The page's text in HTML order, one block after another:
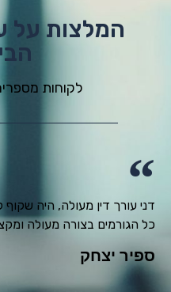
המלצות על
לקוחות
דני עורך דין מעולה, היה שקוף
כל הגורמים בצורה מעולה
ספיר יצחק